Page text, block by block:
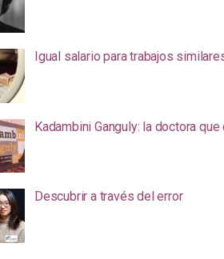
Igual salario para trabajos
Kadambini Ganguly: la doctora
Descubrir a través del error